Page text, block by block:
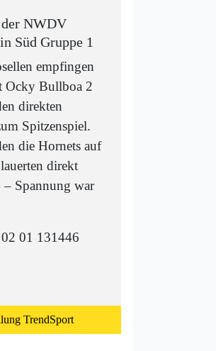
NWDV
Süd Gruppe 1
empfingen
Ocky Bullboa 2
direkten
Spitzenspiel.
die Hornets auf
direkt
– Spannung war
TrendSport